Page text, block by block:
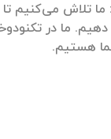
تلاش می‌کنیم تا
ما در
هستیم.